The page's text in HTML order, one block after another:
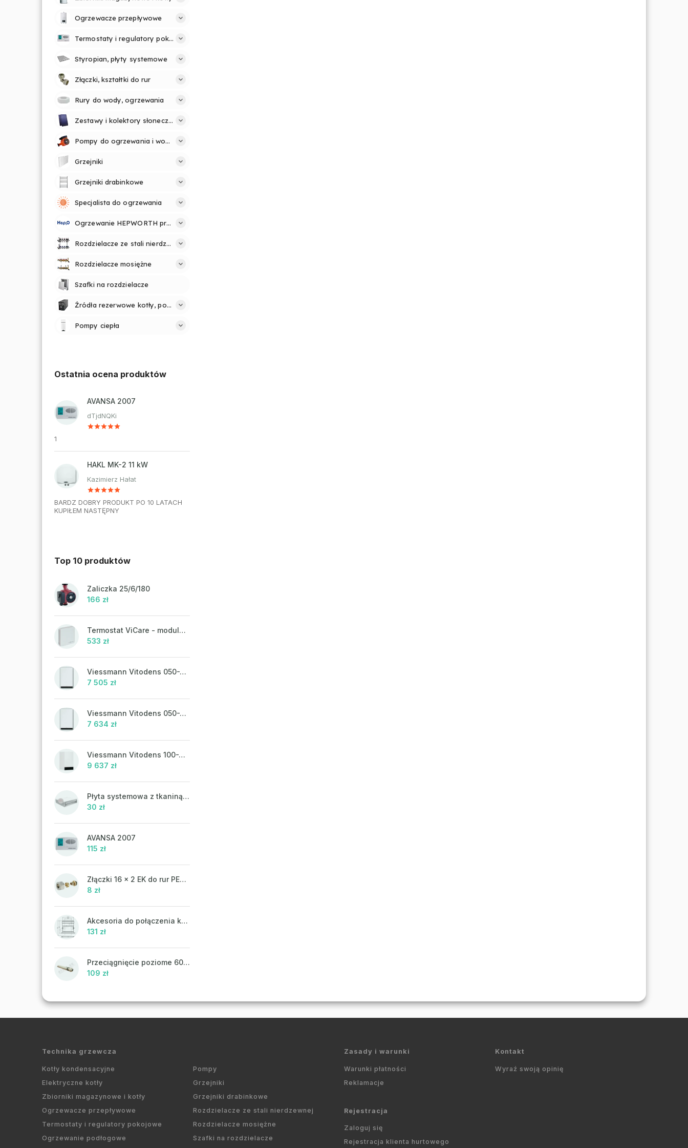
Ogrzewacze przepływowe
Termostaty i regulatory pokojowe
Styropian, płyty systemowe
Złączki, kształtki do rur
Rury do wody, ogrzewania
Zestawy i kolektory słoneczne
Pompy do ogrzewania i wody
Grzejniki
Grzejniki drabinkowe
Specjalista do ogrzewania
Ogrzewanie HEPWORTH profesjonalnie i prosto
Rozdzielacze ze stali nierdzewnej
Rozdzielacze mosiężne
Szafki na rozdzielacze
Źródła rezerwowe kotły, pompy
Pompy ciepła
Ostatnia ocena produktów
AVANSA 2007
dTjdNQKi
1
HAKL MK-2 11 kW
Kazimierz Hałat
BARDZ DOBRY PRODUKT PO 10 LATACH
KUPIŁEM NASTĘPNY
Top 10 produktów
Zaliczka 25/6/180
166 zł
Termostat ViCare - modulacja
533 zł
Viessmann Vitodens 050-W, 19 kW
7 505 zł
Viessmann Vitodens 050-W, 19 kW, ciepła woda użytkowa
7 634 zł
Viessmann Vitodens 100-W, 19 kW
9 637 zł
Płyta systemowa z tkaniną UHP 302FP
30 zł
AVANSA 2007
115 zł
Złączki 16 x 2 EK do rur PEX-AL-PEX
8 zł
Akcesoria do połączenia koncentrycznego PR43 - ATTACK
131 zł
Przeciągnięcie poziome 60/100 mm
109 zł
Technika grzewcza
Kotły kondensacyjne
Elektryczne kotły
Zbiorniki magazynowe i kotły
Ogrzewacze przepływowe
Termostaty i regulatory pokojowe
Ogrzewanie podłogowe
Pompy
Grzejniki
Grzejniki drabinkowe
Rozdzielacze ze stali nierdzewnej
Rozdzielacze mosiężne
Szafki na rozdzielacze
Zasady i warunki
Warunki płatności
Reklamacje
Rejestracja
Zaloguj się
Rejestracja klienta hurtowego
Kontakt
Wyraź swoją opinię